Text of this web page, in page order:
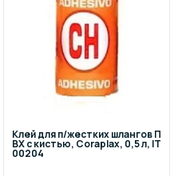
Клей для п/жестких шлангов П
ВХ с кистью, Coraplax, 0,5 л, IT
00204